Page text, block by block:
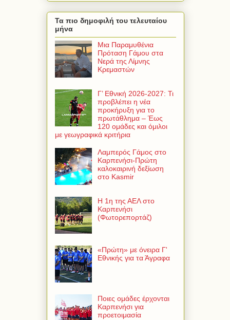
Τα πιο δημοφιλή του τελευταίου
μήνα
Μια Παραμυθένια
Πρόταση Γάμου στα
Νερά της Λίμνης
Κρεμαστών
Γ’ Εθνική 2026-2027: Τι
προβλέπει η νέα
προκήρυξη για το
πρωτάθλημα – Έως
120 ομάδες και όμιλοι
με γεωγραφικά κριτήρια
Λαμπερός Γάμος στο
Καρπενήσι-Πρώτη
καλοκαιρινή δεξίωση
στο Kasmir
Η 1η της ΑΕΛ στο
Καρπενήσι
(Φωτορεπορτάζ)
«Πρώτη» με όνειρα Γ'
Εθνικής για τα Άγραφα
Ποιες ομάδες έρχονται
Καρπενήσι για
προετοιμασία